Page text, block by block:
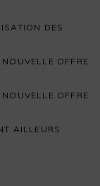
DES
OFFRE
OFFRE
AILLEURS